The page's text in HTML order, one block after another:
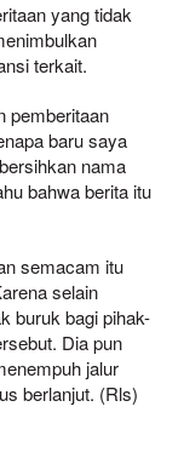
yang tidak
terkait.
pemberitaan
baru saya
nama
bahwa berita itu
semacam itu
selain
buruk bagi pihak-
Dia pun
jalur
berlanjut. (Rls)